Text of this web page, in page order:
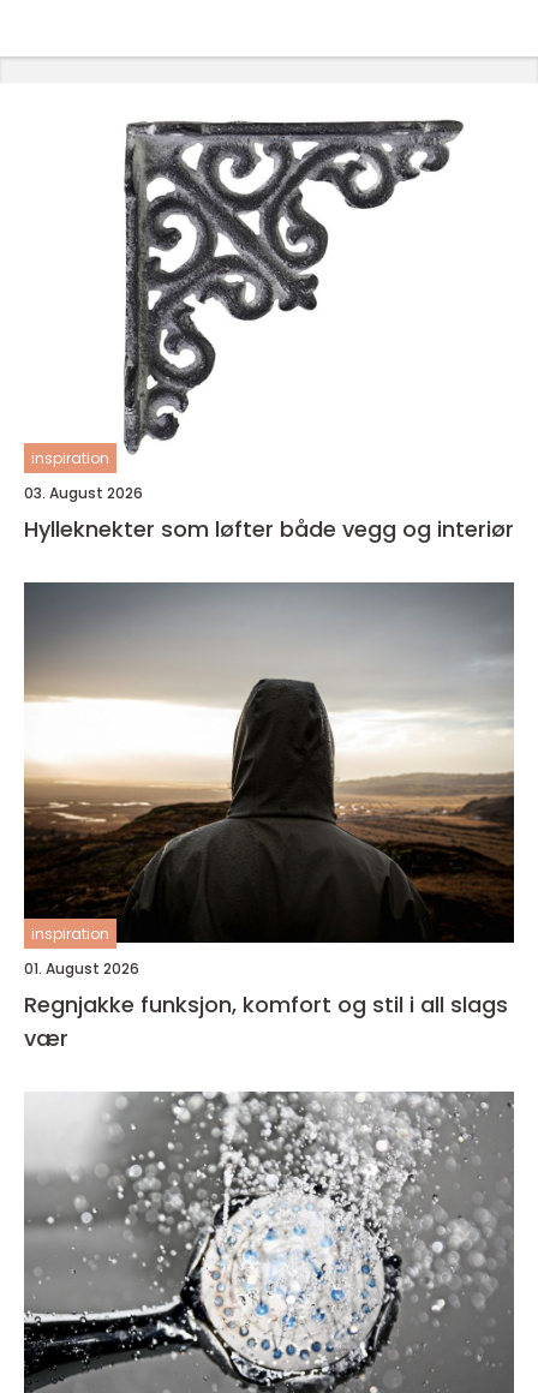
inspiration
03. August 2026
Hylleknekter som løfter både vegg og interiør
inspiration
01. August 2026
Regnjakke funksjon, komfort og stil i all slags
vær